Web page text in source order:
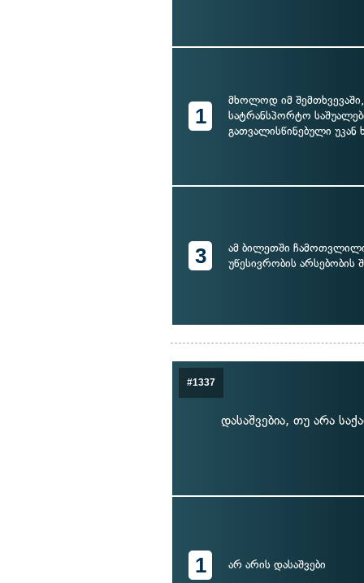
1
მხოლოდ იმ
სატრანსპორტო
გათვალისწინებული უკან
3
ამ ბილეთში
უწესივრობის არსებობის
#1337
დასაშვებია, თუ არა
1 არ არის დასაშვები